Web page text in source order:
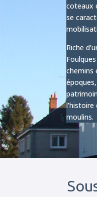
coteaux
se
Riche
chemins
moulins.